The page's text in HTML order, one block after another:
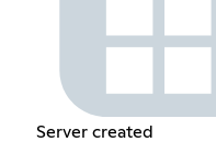
Server created